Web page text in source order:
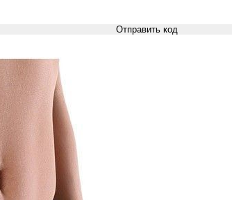
Отправить код